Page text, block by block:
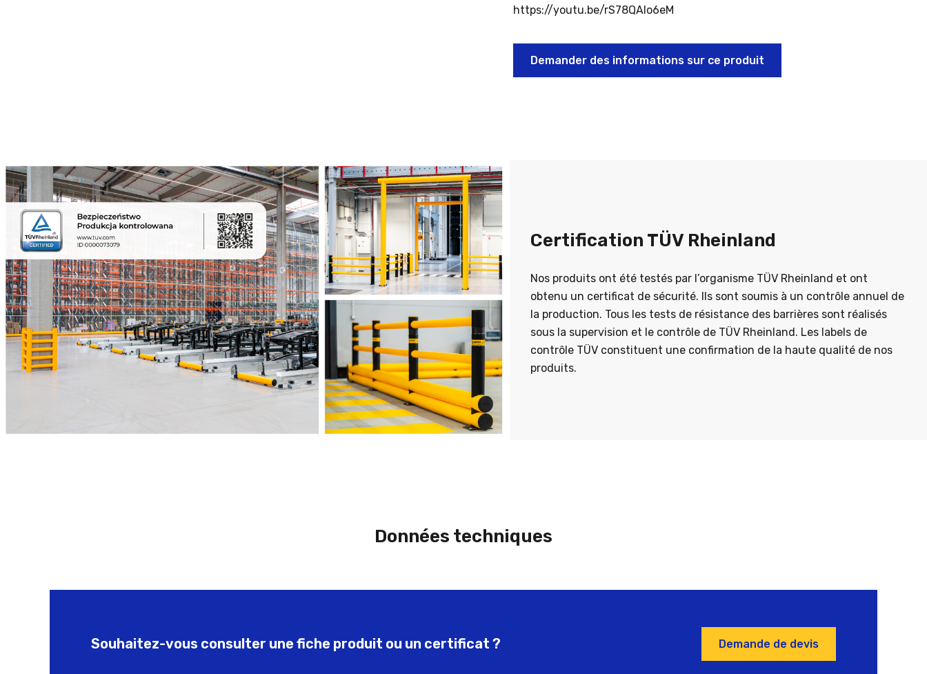
https://youtu.be/rS78QAlo6eM
Demander des informations sur ce produit
Certification TÜV Rheinland
Nos produits ont été testés par l’organisme TÜV Rheinland et ont
obtenu un certificat de sécurité. Ils sont soumis à un contrôle annuel de
la production. Tous les tests de résistance des barrières sont réalisés
sous la supervision et le contrôle de TÜV Rheinland. Les labels de
contrôle TÜV constituent une confirmation de la haute qualité de nos
produits.
Données techniques
Souhaitez-vous consulter une fiche produit ou un certificat ? Demande de devis